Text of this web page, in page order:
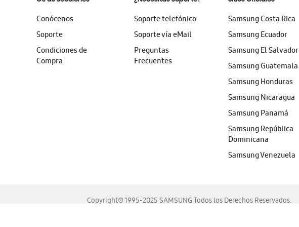
Conócenos
Soporte
Condiciones de
Compra
Soporte telefónico
Soporte vía eMail
Preguntas
Frecuentes
Samsung Costa Rica
Samsung Ecuador
Samsung El Salvador
Samsung Guatemala
Samsung Honduras
Samsung Nicaragua
Samsung Panamá
Samsung República
Dominicana
Samsung Venezuela
Copyright© 1995-2025 SAMSUNG Todos los Derechos Reservados.